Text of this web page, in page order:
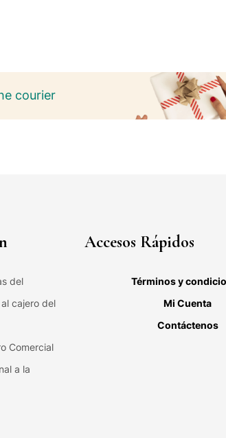
courier
del
cajero del
Comercial
a la
Accesos Rápidos
Términos y
Mi Cuenta
Contáctenos